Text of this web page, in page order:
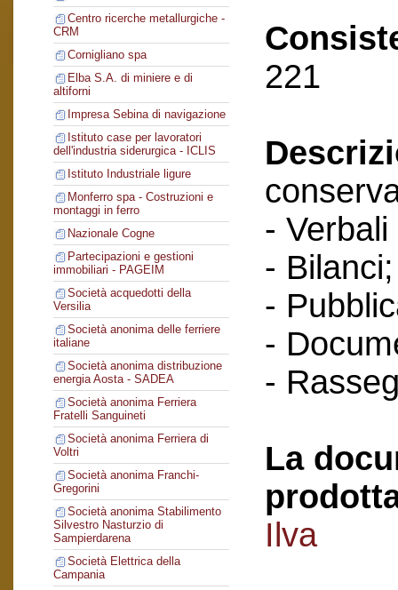
Centro ricerche metallurgiche -
CRM
Cornigliano spa
Elba S.A. di miniere e di
altiforni
Impresa Sebina di navigazione
Istituto case per lavoratori
dell'industria siderurgica - ICLIS
Istituto Industriale ligure
Monferro spa - Costruzioni e
montaggi in ferro
Nazionale Cogne
Partecipazioni e gestioni
immobiliari - PAGEIM
Società acquedotti della
Versilia
Società anonima delle ferriere
italiane
Società anonima distribuzione
energia Aosta - SADEA
Società anonima Ferriera
Fratelli Sanguineti
Società anonima Ferriera di
Voltri
Società anonima Franchi-
Gregorini
Società anonima Stabilimento
Silvestro Nasturzio di
Sampierdarena
Società Elettrica della
Campania
221
-
- Bilanci;
-
-
-
La
Ilva